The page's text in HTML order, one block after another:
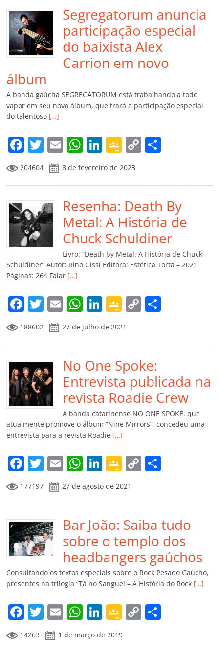
Segregatorum anuncia
participação especial
do baixista Alex
Carrion em novo
álbum
A banda gaúcha SEGREGATORUM está trabalhando a todo
vapor em seu novo álbum, que trará a participação especial
do talentoso […]
F
a
c
e
b
o
o
k
T
w
itt
er
E
m
ai
l
W
h
at
s
A
p
p
Li
n
k
e
dI
n
G
o
o
gl
e
Cl
a
ss
ro
m
C
o
y
Li
n
k
p
ar
til
h
ar
204604 8 de fevereiro de 2023
Resenha: Death By
Metal: A História de
Chuck Schuldiner
Livro: “Death by Metal: A História de Chuck
Schuldiner” Autor: Rino Gissi Editora: Estética Torta – 2021
Páginas: 264 Falar […]
F
a
c
e
b
o
o
k
T
w
itt
er
E
m
ai
l
W
h
at
s
A
p
p
Li
n
k
e
dI
n
G
o
o
gl
e
Cl
a
ss
ro
o
m
C
o
y
Li
n
k
p
til
h
ar
188602 27 de julho de 2021
No One Spoke:
Entrevista publicada na
revista Roadie Crew
A banda catarinense NO ONE SPOKE, que
atualmente promove o álbum “Nine Mirrors”, concedeu uma
entrevista para a revista Roadie […]
F
a
c
e
b
o
o
k
T
w
itt
er
E
m
ai
l
W
h
at
s
A
p
p
Li
n
k
e
dI
n
G
o
o
gl
e
Cl
a
ss
ro
o
m
C
o
y
Li
n
k
p
ar
til
h
ar
177197 27 de agosto de 2021
Bar João: Saiba tudo
sobre o templo dos
headbangers gaúchos
Consultando os textos especiais sobre o Rock Pesado Gaúcho,
presentes na trilogia “Tá no Sangue! – A História do Rock […]
F
a
c
T
w
itt
E
m
ai
W
h
at
Li
n
k
G
o
o
C
o
14263 1 de março de 2019